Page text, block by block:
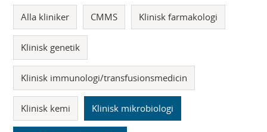
Alla kliniker CMMS Klinisk farmakologi
Klinisk genetik
Klinisk immunologi/transfusionsmedicin
Klinisk kemi Klinisk mikrobiologi